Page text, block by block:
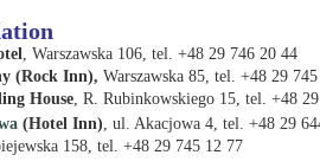
, Warszawska 106, tel. +48 29 746 20 44
(Rock Inn), Warszawska 85, tel. +48 29
House, R. Rubinkowskiego 15, tel. +48
(Hotel Inn), ul. Akacjowa 4, tel. +48 29
158, tel. +48 29 745 12 77